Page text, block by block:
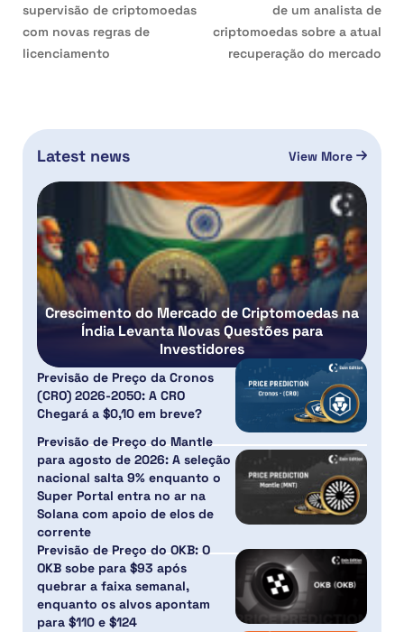
supervisão de criptomoedas
com novas regras de
licenciamento
de um analista de
criptomoedas sobre a atual
recuperação do mercado
Latest news View More
Crescimento do Mercado de Criptomoedas na
Índia Levanta Novas Questões para
Investidores
Previsão de Preço da Cronos
(CRO) 2026-2050: A CRO
Chegará a $0,10 em breve?
Previsão de Preço do Mantle
para agosto de 2026: A seleção
nacional salta 9% enquanto o
Super Portal entra no ar na
Solana com apoio de elos de
corrente
Previsão de Preço do OKB: O
OKB sobe para $93 após
quebrar a faixa semanal,
enquanto os alvos apontam
para $110 e $124